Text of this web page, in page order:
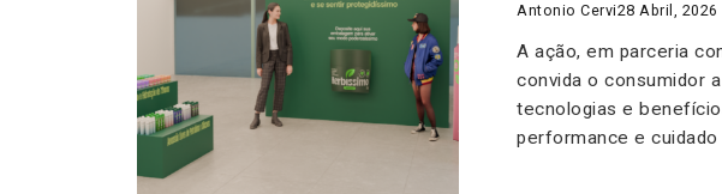
Antonio Cervi28 Abril, 2026
A ação, em parceria
convida o consumidor
tecnologias e
performance e cuidado